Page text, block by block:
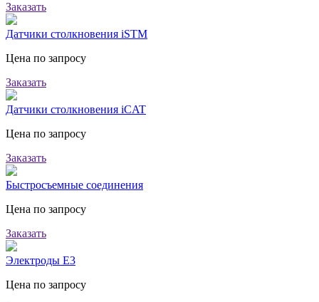
Заказать
Датчики столкновения iSTM
Цена по запросу
Заказать
Датчики столкновения iCAT
Цена по запросу
Заказать
Быстросъемные соединения
Цена по запросу
Заказать
Электроды E3
Цена по запросу